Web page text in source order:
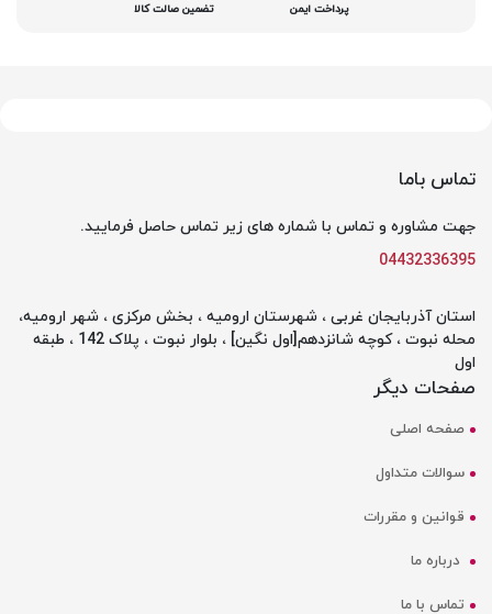
پرداخت ایمن تضمین صالت کالا
تماس باما
جهت مشاوره و تماس با شماره های زیر تماس حاصل فرمایید.
04432336395
استان آذربایجان غربی ، شهرستان ارومیه ، بخش مرکزی ، شهر ارومیه،
محله نبوت ، کوچه شانزدهم[اول نگین] ، بلوار نبوت ، پلاک 142 ، طبقه
اول
صفحات دیگر
صفحه اصلی
سوالات متداول
قوانین و مقررات
درباره ما
تماس با ما